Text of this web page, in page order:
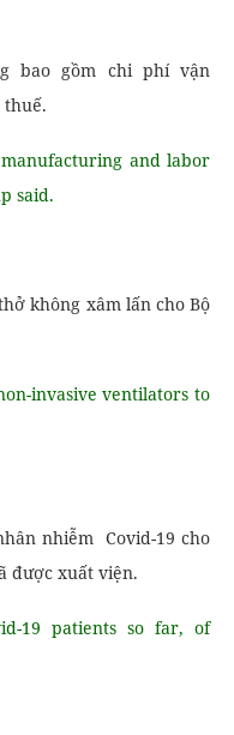
bao gồm chi phí vận
thuế.
and labor
said.
không xâm lấn cho Bộ
invasive ventilators to
nhiễm Covid-19 cho
được xuất viện.
19 patients so far, of